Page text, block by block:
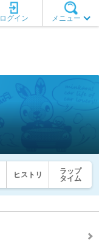
メニュー
ログイン
ヒストリ
ラップ
タイム